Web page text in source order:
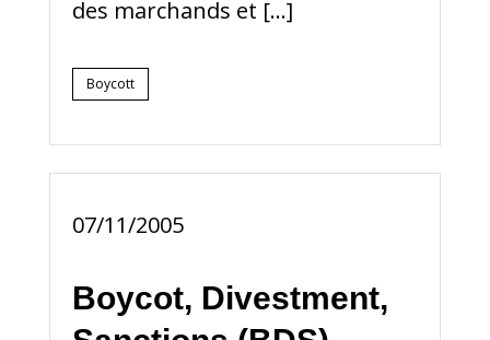
des marchands et […]
Boycott
07/11/2005
Boycot, Divestment,